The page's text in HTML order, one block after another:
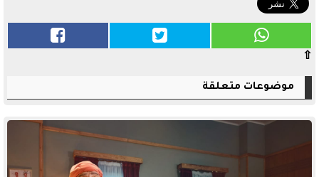
⇧
موضوعات متعلقة